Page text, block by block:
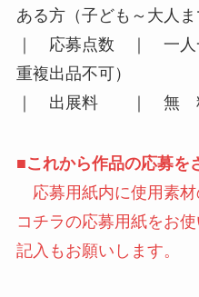
ある方（子ども～大人ま
｜ 応募点数 ｜ 一人
重複出品不可）
｜ 出展料 ｜ 無
■これから作品の応募を
応募用紙内に使用素材
コチラの応募用紙をお
記入もお願いします。